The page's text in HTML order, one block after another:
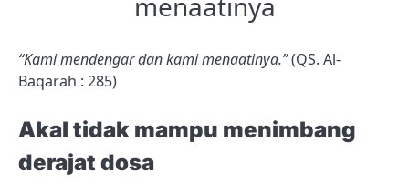
“Kami mendengar dan kami menaatinya.”(QS. Al-
Baqarah : 285)
Akal tidak mampu menimbang
derajat dosa